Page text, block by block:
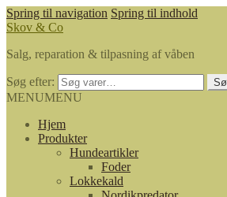
Spring til navigation Spring til indhold
Skov & Co
Salg, reparation & tilpasning af våben
Søg efter:
MENUMENU
Hjem
Produkter
Hundeartikler
Foder
Lokkekald